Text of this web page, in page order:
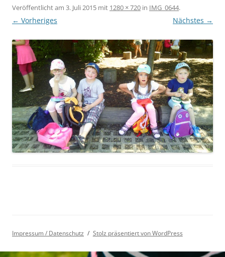
Veröffentlicht am 3. Juli 2015 mit 1280 × 720 in IMG_0644.
← Vorheriges Nächstes →
Impressum / Datenschutz Stolz präsentiert von WordPress